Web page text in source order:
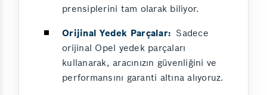
prensiplerini tam olarak biliyor.
Orijinal Yedek Parçalar: Sadece
orijinal Opel yedek parçaları
kullanarak, aracınızın güvenliğini ve
performansını garanti altına alıyoruz.